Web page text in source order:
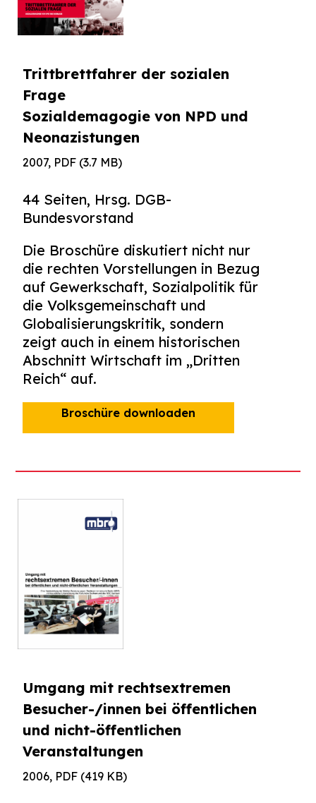
Trittbrettfahrer der sozialen
Frage
Sozialdemagogie von NPD und
Neonazistungen
2007, PDF (3.7 MB)
44 Seiten, Hrsg. DGB-
Bundesvorstand
Die Broschüre diskutiert nicht nur
die rechten Vorstellungen in Bezug
auf Gewerkschaft, Sozialpolitik für
die Volksgemeinschaft und
Globalisierungskritik, sondern
zeigt auch in einem historischen
Abschnitt Wirtschaft im „Dritten
Reich“ auf.
Broschüre downloaden
Umgang mit rechtsextremen
Besucher-/innen bei öffentlichen
und nicht-öffentlichen
Veranstaltungen
2006, PDF (419 KB)